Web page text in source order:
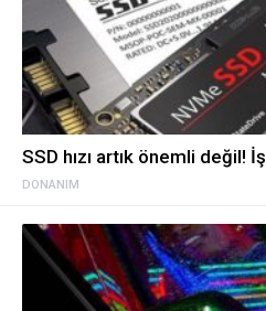
DONANIM
SSD hızı artık önemli değil!